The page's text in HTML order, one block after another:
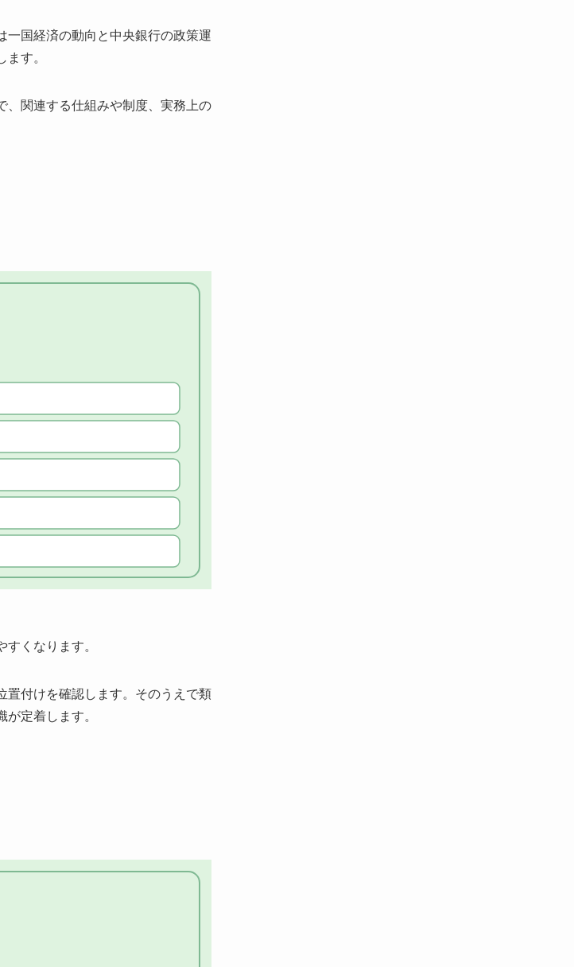
一国経済の動向と中央銀行の政策運
す。
、関連する仕組みや制度、実務上の
くなります。
置付けを確認します。そのうえで類
定着します。